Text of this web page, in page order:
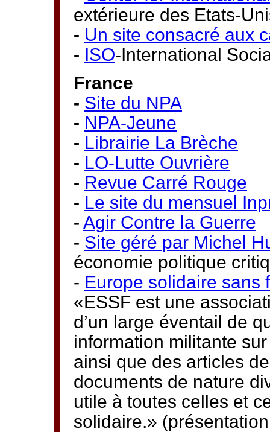
extérieure des Etats-
- Un site consacré aux
- ISO-International
France
- Site du NPA
- NPA-Jeune
- Librairie La Brèche
- LO-Lutte Ouvrière
- Revue Carré Rouge
- Le site du mensuel
- Agir Contre la Guerre
- Site géré par Michel
économie politique
- Europe solidaire sans
«ESSF est une
d’un large éventail de
information militante
ainsi que des articles
documents de nature
utile à toutes celles et
solidaire.»